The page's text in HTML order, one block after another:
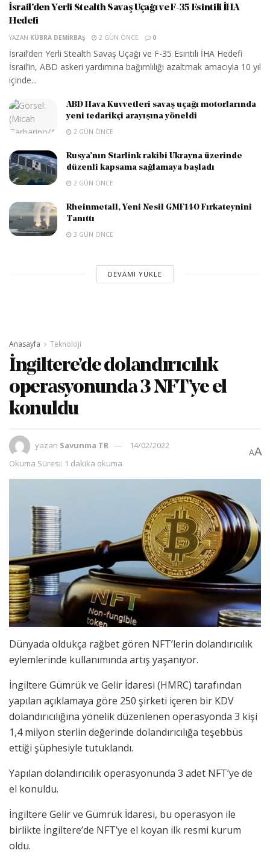
İsrail’den Yerli Stealth Savaş Uçağı ve F-35 Esintili İHA
Hedefi
YAZAN KÜBRA DEMIRBAŞ 2 GÜN ÖNCE 0
İsrail’den Yerli Stealth Savaş Uçağı ve F-35 Esintili İHA Hedefi
İsrail’in, ABD askeri yardımına bağımlılığı azaltmak amacıyla 10 yıl
içinde...
ABD Hava Kuvvetleri savaş uçağı motorlarında
yeni tedarikçi arayışına yöneldi
2 GÜN ÖNCE
Rusya’nın Starlink rakibi Ukrayna üzerinde
düzenli kapsama sağlamaya başladı
2 GÜN ÖNCE
Rheinmetall, Yeni Nesil GMF140 Fırkateynini
Tanıttı
3 GÜN ÖNCE
DEVAMI YÜKLE
Anasayfa Teknoloji
İngiltere’de dolandırıcılık
operasyonunda 3 NFT’ye el
konuldu
yazan Savunma TR
14/02/2022
Okuma Süresi: 1 dakika okuma
AA
Dünyada oldukça rağbet gören NFT’lerin dolandırıcılık
eylemlerinde kullanımında artış yaşanıyor.
İngiltere Gümrük ve Gelir İdaresi (HMRC) tarafından
yapılan açıklamaya göre 250 şirketi içeren bir KDV
dolandırıcılığına yönelik düzenlenen operasyonda 3 kişi
1,4 milyon sterlin değerinde dolandırıcılığa teşebbüs
ettiği şüphesiyle tutuklandı.
Yapılan dolandırıcılık operasyonunda 3 adet NFT’ye de
el konuldu.
İngiltere Gelir ve Gümrük İdaresi, bu operasyon ile
birlikte İngiltere’de NFT’ye el koyan ilk resmi kurum
oldu.